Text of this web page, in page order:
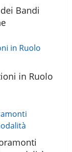
Bandi
in Ruolo